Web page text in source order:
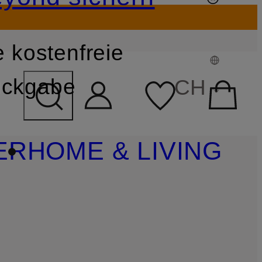
ÜBERSPRINGEN
kostenfreie
CH
HOME & LIVING